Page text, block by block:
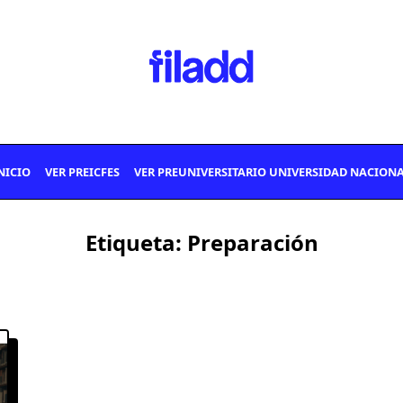
VER PREICFES VER PREUNIVERSITARIO UNIVERSIDAD
Etiqueta: Preparación